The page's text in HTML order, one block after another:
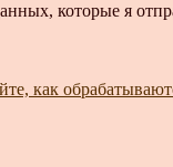
которые я
как